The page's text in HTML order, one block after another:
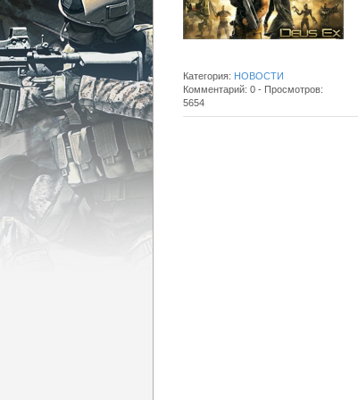
Категория: НОВОСТИ
Комментарий: 0 - Просмотров:
5654